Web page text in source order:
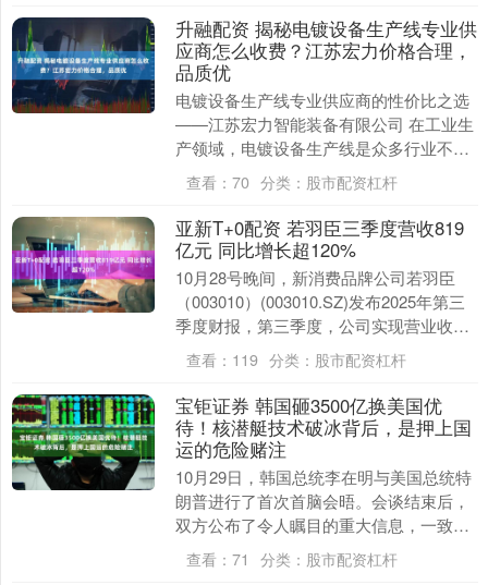
升融配资 揭秘电镀设备生产线专业供
应商怎么收费？江苏宏力价格合理，
品质优
电镀设备生产线专业供应商的性价比之选
——江苏宏力智能装备有限公司 在工业生
产领域，电镀设备生产线是众多行业不可
或缺的关键设施。它广泛应用于半导体、
汽车零部件、航....
查看： 70 分类： 股市配资杠杆
亚新T+0配资 若羽臣三季度营收819
亿元 同比增长超120%
10月28号晚间，新消费品牌公司若羽臣
（003010）(003010.SZ)发布2025年第三
季度财报，第三季度，公司实现营业收入
8.19亿元，同比增长123.....
查看： 119 分类： 股市配资杠杆
宝钜证券 韩国砸3500亿换美国优
待！核潜艇技术破冰背后，是押上国
运的危险赌注
10月29日，韩国总统李在明与美国总统特
朗普进行了首次首脑会晤。会谈结束后，
双方公布了令人瞩目的重大信息，一致同
意在经贸、防务、核潜艇燃料供应以及科
技合作等多个....
查看： 71 分类： 股市配资杠杆